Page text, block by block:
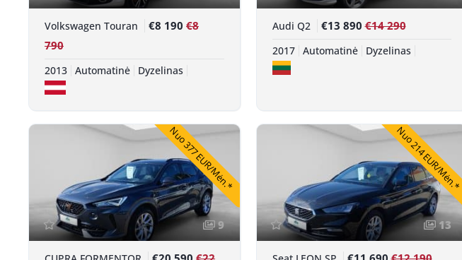
Volkswagen Touran €8 190 €8
790
2013 Automatinė Dyzelinas
Audi Q2 €13 890€14 290
2017 Automatinė Dyzelinas
Nuo 377 EUR/Mėn.*
9
Nuo 214 EUR/Mėn.*
13